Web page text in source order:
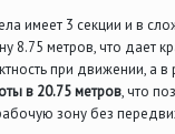
имеет 3 секции и в
8.75 метров, что дает
при движении, а в
в 20.75 метров, что
зону без